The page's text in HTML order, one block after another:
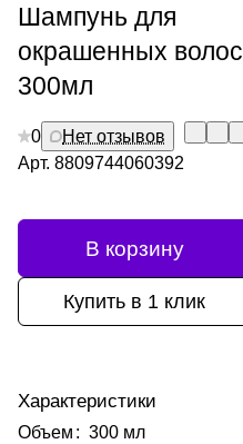
Шампунь для
окрашенных волос
300мл
0
Нет отзывов
Арт. 8809744060392
В корзину
Купить в 1 клик
Характеристики
Объем : 300 мл